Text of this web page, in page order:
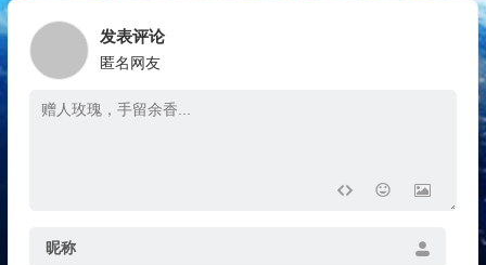
发表评论
匿名网友
昵称